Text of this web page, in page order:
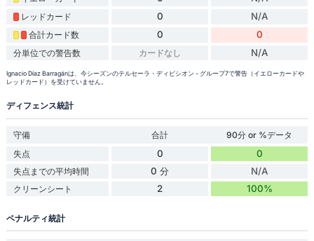
レッドカード 0 N/A
合計カード数 0 0
分単位での警告数 カードなし N/A
Ignacio Díaz Barragánは、今シーズンのテルセーラ・ディビシオン - グループ7で警告（イエローカードや
レッドカード）を受けていません。
ディフェンス統計
守備 合計
90分 or %データ
失点
0 0
失点までの平均時間 0 分 N/A
クリーンシート 2 100%
ペナルティ統計